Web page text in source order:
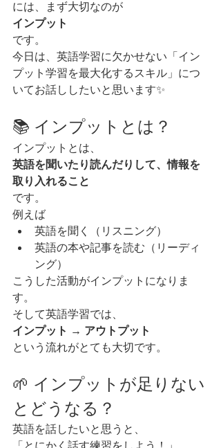
には、まず大切なのが
インプット
です。
今日は、英語学習に欠かせない「イン
プット学習を最大化するスキル」につ
いてお話ししたいと思います✨
📚 インプットとは？
インプットとは、
英語を聞いたり読んだりして、情報を
取り入れること
です。
例えば
英語を聞く（リスニング）
英語の本や記事を読む（リーディ
ング）
こうした活動がインプットになりま
す。
そして英語学習では、
インプット → アウトプット
という流れがとても大切です。
🌱 インプットが足りない
とどうなる？
英語を話したいと思うと、